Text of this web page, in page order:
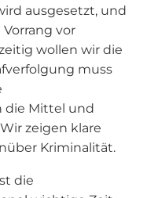
ausgesetzt, und
vor
wollen wir die
muss
die Mittel und
zeigen klare
Kriminalität.
die